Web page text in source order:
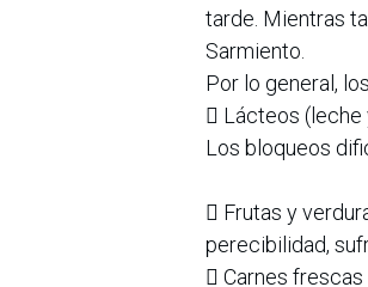
tarde. Mientras
Sarmiento.
Por lo general,
 Lácteos (leche
Los bloqueos
 Frutas y
perecibilidad,
 Carnes